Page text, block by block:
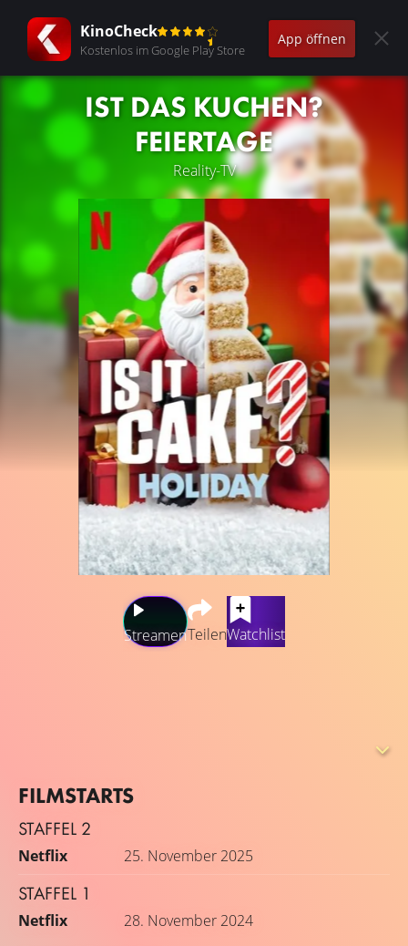
KinoCheck
Kostenlos im Google Play Store
App öffnen
IST DAS KUCHEN?
FEIERTAGE
Reality-TV
StreamenTeilenWatchlist
weihnachtlichen Variante des verrückten
FILMSTARTS
STAFFEL 2
Netflix 25. November 2025
STAFFEL 1
Netflix 28. November 2024